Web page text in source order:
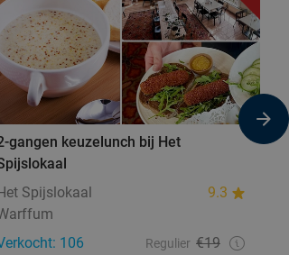
gangen keuzelunch bij Het
Het Spijslokaal
9.3
106
Regulier €19